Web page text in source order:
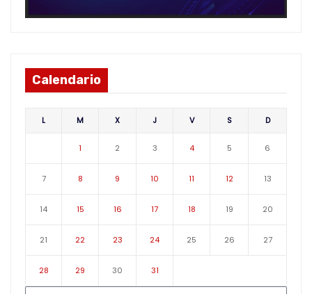
Calendario
L M X J V S D
1 2 3 4 5 6
7 8 9 10 11 12 13
14 15 16 17 18 19 20
21 22 23 24 25 26 27
28 29 30 31